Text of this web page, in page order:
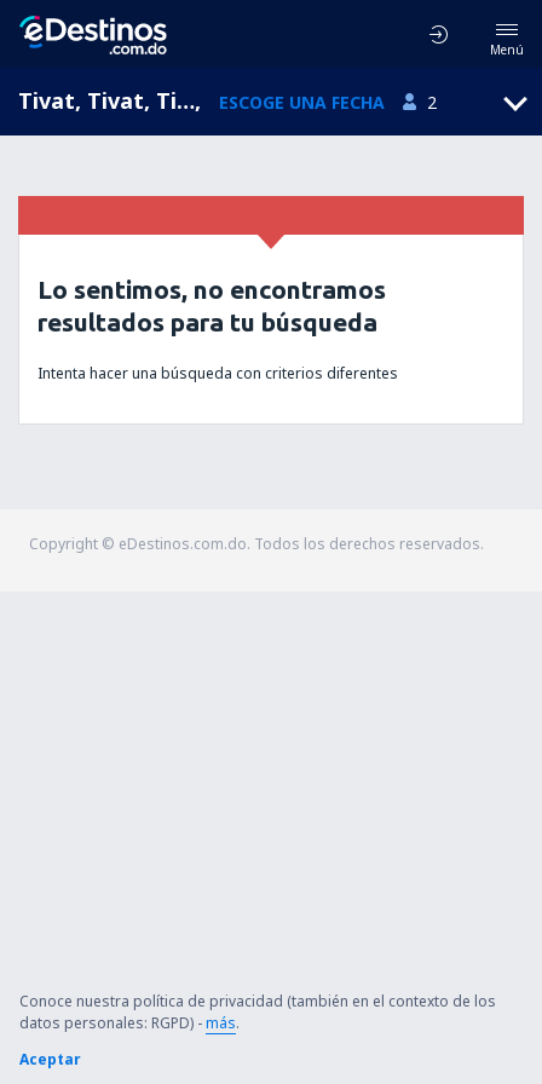
Menú
Tivat, Tivat, Tivat Municipality, Montenegro (TIV), ESCOGE UNA FECHA 2
Lo sentimos, no encontramos
resultados para tu búsqueda
Intenta hacer una búsqueda con criterios diferentes
Copyright © eDestinos.com.do. Todos los derechos reservados.
Conoce nuestra política de privacidad (también en el contexto de los
datos personales: RGPD) -más.
Aceptar